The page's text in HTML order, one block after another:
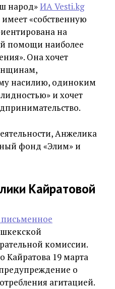
народ»ИА Vesti.kg
«собственную
на
помощи наиболее
Она хочет
насилию, одиноким
и хочет
Анжелика
фонд «Элим» и
Кайратовой
письменное
комиссии.
Кайратова 19 марта
о
агитацией.